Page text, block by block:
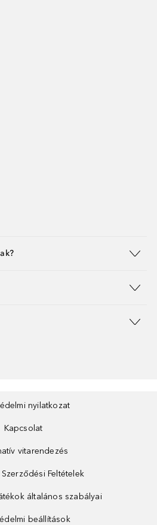
nyilatkozat
Kapcsolat
vitarendezés
Feltételek
általános szabályai
beállítások